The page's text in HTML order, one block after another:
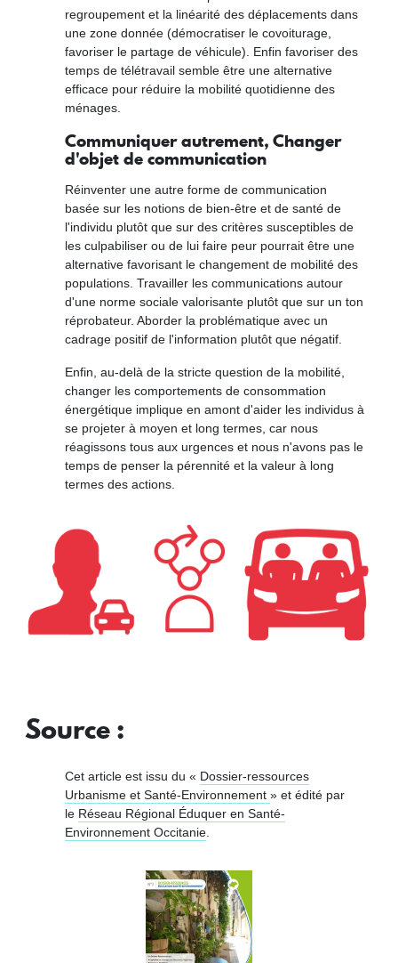
regroupement et la linéarité des déplacements dans
une zone donnée (démocratiser le covoiturage,
favoriser le partage de véhicule). Enfin favoriser des
temps de télétravail semble être une alternative
efficace pour réduire la mobilité quotidienne des
ménages.
Communiquer autrement, Changer
d'objet de communication
Réinventer une autre forme de communication
basée sur les notions de bien-être et de santé de
l'individu plutôt que sur des critères susceptibles de
les culpabiliser ou de lui faire peur pourrait être une
alternative favorisant le changement de mobilité des
populations. Travailler les communications autour
d'une norme sociale valorisante plutôt que sur un ton
réprobateur. Aborder la problématique avec un
cadrage positif de l'information plutôt que négatif.
Enfin, au-delà de la stricte question de la mobilité,
changer les comportements de consommation
énergétique implique en amont d'aider les individus à
se projeter à moyen et long termes, car nous
réagissons tous aux urgences et nous n'avons pas le
temps de penser la pérennité et la valeur à long
termes des actions.
Source :
Cet article est issu du « Dossier-ressources
Urbanisme et Santé-Environnement » et édité par
le Réseau Régional Éduquer en Santé-
Environnement Occitanie.